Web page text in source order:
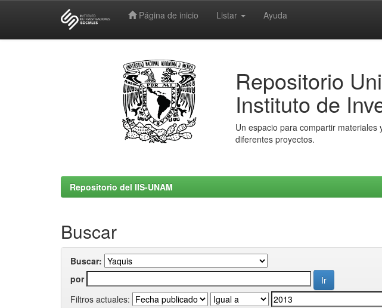
Página de inicio Listar Ayuda
Repositorio
Instituto de
Un espacio para compartir
diferentes proyectos.
Repositorio del IIS-UNAM
Buscar
Buscar:
por
Filtros actuales: